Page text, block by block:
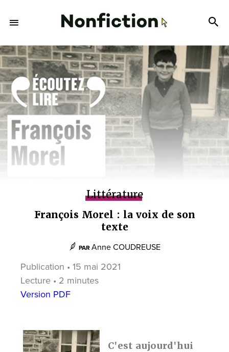
Littérature
François Morel : la voix de son
texte
PAR Anne COUDREUSE
Publication • 15 mai 2021
Lecture • 2 minutes
Version PDF
C'est aujourd'hui